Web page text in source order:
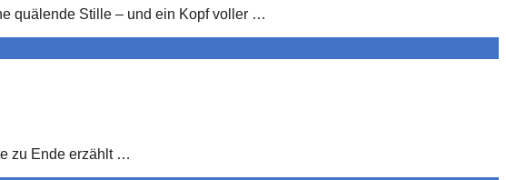
quälende Stille – und ein Kopf voller …
zu Ende erzählt …